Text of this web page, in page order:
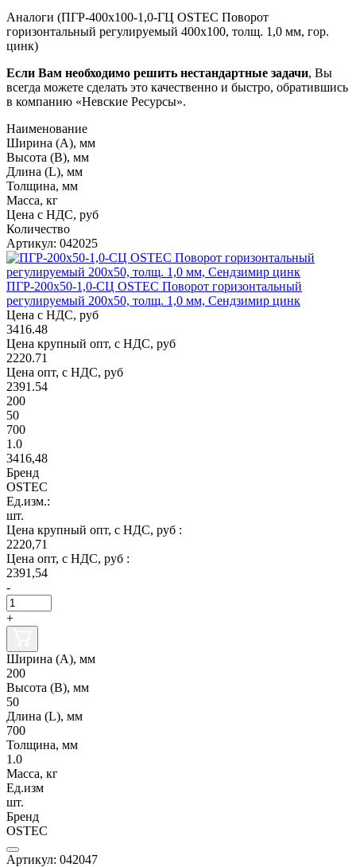
Аналоги (ПГР-400х100-1,0-ГЦ OSTEC Поворот
горизонтальный регулируемый 400х100, толщ. 1,0 мм, гор.
цинк)
Если Вам необходимо решить нестандартные задачи, Вы
всегда можете сделать это качественно и быстро, обратившись
в компанию «Невские Ресурсы».
Наименование
Ширина (А), мм
Высота (В), мм
Длина (L), мм
Толщина, мм
Масса, кг
Цена с НДС, руб
Количество
Артикул: 042025
ПГР-200х50-1,0-СЦ OSTEC Поворот горизонтальный
регулируемый 200х50, толщ. 1,0 мм, Сендзимир цинк
Цена с НДС, руб
3416.48
Цена крупный опт, с НДС, руб
2220.71
Цена опт, с НДС, руб
2391.54
200
50
700
1.0
3416,48
Бренд
OSTEC
Ед.изм.:
шт.
Цена крупный опт, с НДС, руб :
2220,71
Цена опт, с НДС, руб :
2391,54
-
+
Ширина (А), мм
200
Высота (В), мм
50
Длина (L), мм
700
Толщина, мм
1.0
Масса, кг
Ед.изм
шт.
Бренд
OSTEC
Артикул: 042047